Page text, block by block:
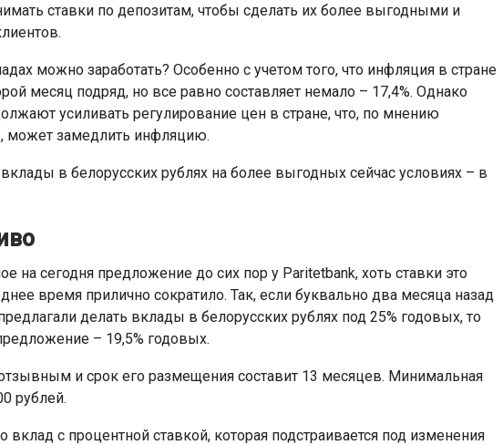
ставки по депозитам, чтобы сделать их более выгодными и
можно заработать? Особенно с учетом того, что инфляция в стране
месяц подряд, но все равно составляет немало – 17,4%. Однако
усиливать регулирование цен в стране, что, по мнению
может замедлить инфляцию.
в белорусских рублях на более выгодных сейчас условиях – в
на сегодня предложение до сих пор у Paritetbank, хоть ставки это
время прилично сократило. Так, если буквально два месяца назад
делать вклады в белорусских рублях под 25% годовых, то
– 19,5% годовых.
и срок его размещения составит 13 месяцев. Минимальная
рублей.
вклад с процентной ставкой, которая подстраивается под изменения